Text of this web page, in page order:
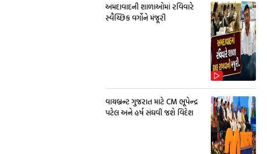
અમદાવાદની શાળાઓમાં રવિવારે
સ્વૈચ્છિક વર્ગોને મંજૂરી
વાયબ્રન્ટ ગુજરાત માટે CM ભૂપેન્દ્ર
પટેલ અને હર્ષ સંઘવી જશે વિદેશ